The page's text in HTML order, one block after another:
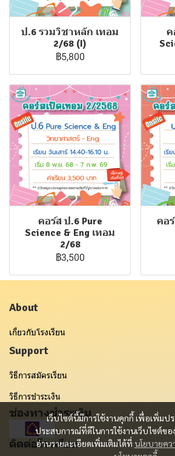
ป.6 รวมวิชาหลัก เทอม
2/68 (I)
฿5,800
ค
คอร์ส ป.6 Pure
Science & Eng เทอม
2/68
฿3,500
คอ
เว็บไซต์นี้มีการใช้งานคุกกี้ เพื่อเพิ่มป
ประสบการณ์ที่ดีในการใช้งานเว็บไซต์ข
อ่านรายละเอียดเพิ่มเติมได้ที่ นโยบายคว
About
เกี่ยวกับโรงเรียน
Support
วิธีการสมัครเรียน
วิธีการชำระเงิน
ช่องทางชำระเงิน
ติดต่อโรงเรียน